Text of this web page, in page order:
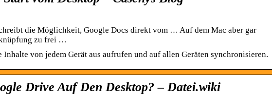
die Möglichkeit, Google Docs direkt vom … Auf dem Mac aber gar
zu frei …
von jedem Gerät aus aufrufen und auf allen Geräten synchronisieren.
Drive Auf Den Desktop? – Datei.wiki